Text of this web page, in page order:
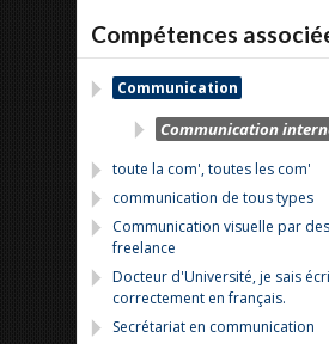
Compétences
Communication
Communication
toute la com', toutes les com'
communication de tous types
Communication visuelle par
freelance
Docteur d'Université, je sais
correctement en français.
Secrétariat en communication